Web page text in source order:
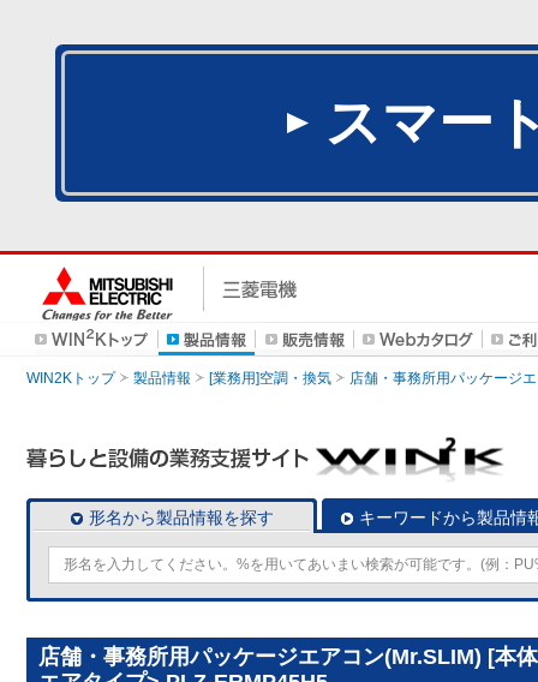
スマー
WIN2Kトップ 製品情報 [業務用]空調・換気 店舗・事務所用パッケージ
形名から製品情報を探す キーワードから製品情
店舗・事務所用パッケージエアコン(Mr.SLIM) [本